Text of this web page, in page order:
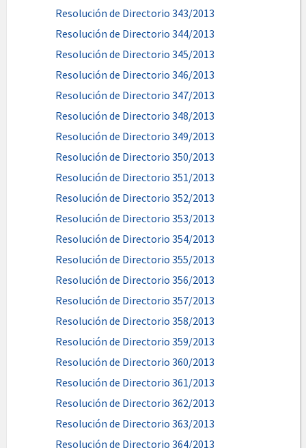
Resolución de Directorio 343/2013
Resolución de Directorio 344/2013
Resolución de Directorio 345/2013
Resolución de Directorio 346/2013
Resolución de Directorio 347/2013
Resolución de Directorio 348/2013
Resolución de Directorio 349/2013
Resolución de Directorio 350/2013
Resolución de Directorio 351/2013
Resolución de Directorio 352/2013
Resolución de Directorio 353/2013
Resolución de Directorio 354/2013
Resolución de Directorio 355/2013
Resolución de Directorio 356/2013
Resolución de Directorio 357/2013
Resolución de Directorio 358/2013
Resolución de Directorio 359/2013
Resolución de Directorio 360/2013
Resolución de Directorio 361/2013
Resolución de Directorio 362/2013
Resolución de Directorio 363/2013
Resolución de Directorio 364/2013